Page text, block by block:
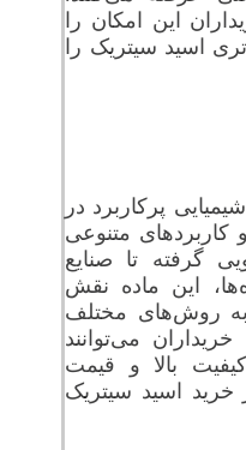
این امکان را
اسید سیتریک را
پرکاربرد در
کاربردهای متنوعی
گرفته تا صنایع
این ماده نقش
به روش‌های مختلف
می‌توانند
بالا و قیمت
خرید اسید سیتریک